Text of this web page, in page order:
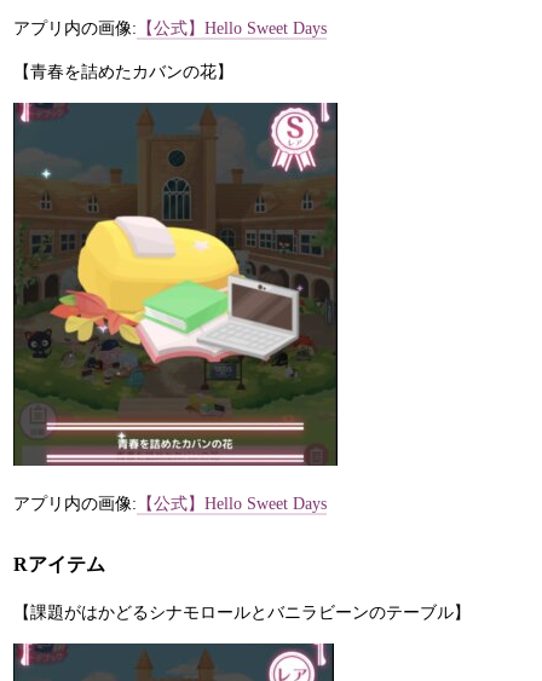
アプリ内の画像: 【公式】Hello Sweet Days
【青春を詰めたカバンの花】
アプリ内の画像: 【公式】Hello Sweet Days
Rアイテム
【課題がはかどるシナモロールとバニラビーンのテーブル】